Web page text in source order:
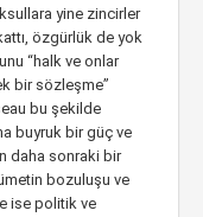
yine zincirler
özgürlük de yok
“halk ve onlar
bir sözleşme”
bu şekilde
buyruk bir güç ve
daha sonraki bir
bozuluşu ve
ise politik ve